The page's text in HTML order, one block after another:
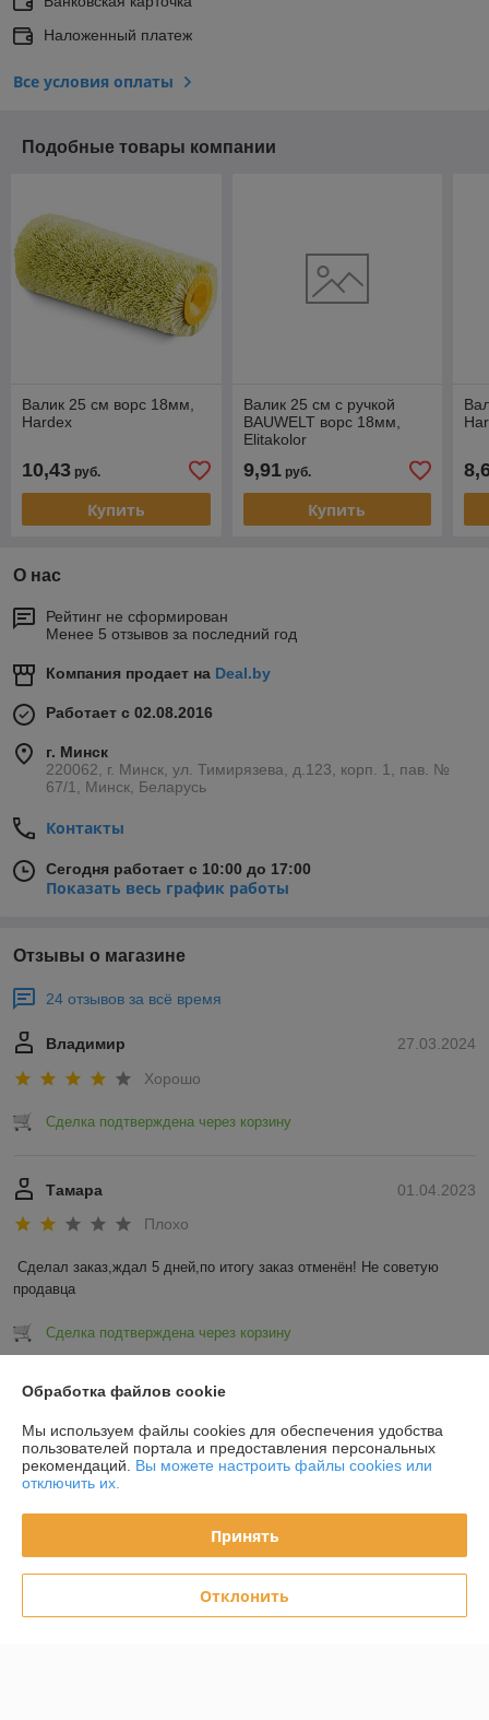
Наложенный платеж
Все условия оплаты
Подобные товары компании
Валик 25 см ворс 18мм,
Hardex
10,43 руб.
Купить
Валик 25 см с ручкой
BAUWELT ворс 18мм,
Elitakolor
9,91руб.
Купить
О нас
Рейтинг не сформирован
Менее 5 отзывов за последний год
Компания продает на Deal.by
Работает с 02.08.2016
г. Минск
220062, г. Минск, ул. Тимирязева, д.123, корп. 1, пав. №
67/1, Минск, Беларусь
Контакты
Сегодня работает с 10:00 до 17:00
Показать весь график работы
Отзывы о магазине
24 отзывов за всё время
27.03.2024
Владимир
Хорошо
Сделка подтверждена через корзину
01.04.2023
Тамара
Плохо
Сделал заказ,ждал 5 дней,по итогу заказ отменён! Не советую
продавца
Сделка подтверждена через корзину
Показать все отзывы
О нас
Контакты
Доставка и оплата
График работы
Обработка файлов cookie
Мы используем файлы cookies для обеспечения удобства
пользователей портала и предоставления персональных
рекомендаций. Вы можете настроить файлы cookies или
отключить их.
Принять
Отклонить